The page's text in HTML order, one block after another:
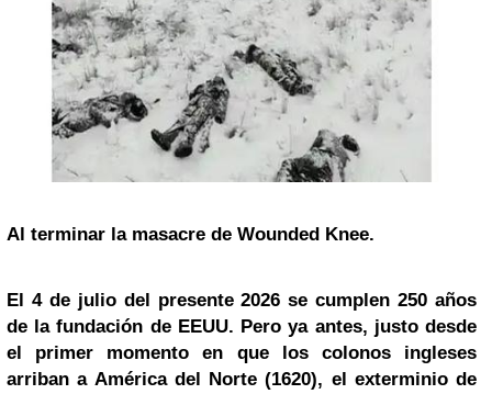
Al terminar la masacre de Wounded Knee.
El 4 de julio del presente 2026 se cumplen 250 años
de la fundación de EEUU. Pero ya antes, justo desde
el primer momento en que los colonos ingleses
arriban a América del Norte (1620), el exterminio de